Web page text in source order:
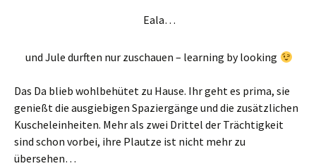
Eala…
und Jule durften nur zuschauen – learning by looking
Das Da blieb wohlbehütet zu Hause. Ihr geht es prima, sie
genießt die ausgiebigen Spaziergänge und die zusätzlichen
Kuscheleinheiten. Mehr als zwei Drittel der Trächtigkeit
sind schon vorbei, ihre Plautze ist nicht mehr zu
übersehen…